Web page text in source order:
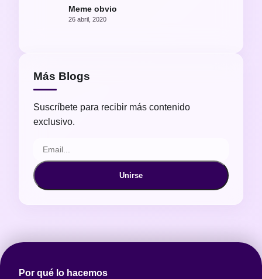
Meme obvio
26 abril, 2020
Más Blogs
Suscríbete para recibir más contenido
exclusivo.
Unirse
Por qué lo hacemos